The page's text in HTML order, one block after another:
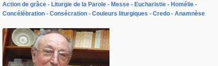
Action de grâce
Liturgie de la Parole Messe Eucharistie
Homélie
Concélébration
Consécration Couleurs liturgiques Credo Anamnèse